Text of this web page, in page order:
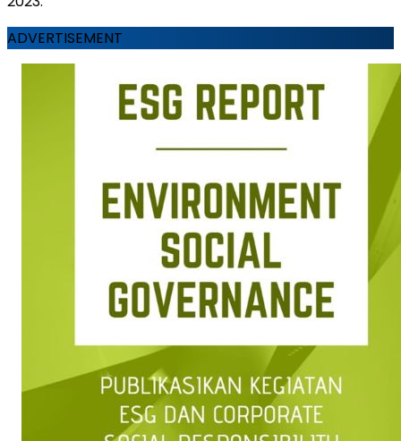
ADVERTISEMENT